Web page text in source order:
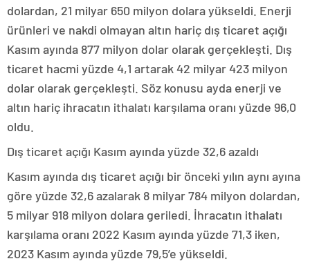
dolardan, 21 milyar 650 milyon dolara yükseldi. Enerji
ürünleri ve nakdi olmayan altın hariç dış ticaret açığı
Kasım ayında 877 milyon dolar olarak gerçekleşti. Dış
ticaret hacmi yüzde 4,1 artarak 42 milyar 423 milyon
dolar olarak gerçekleşti. Söz konusu ayda enerji ve
altın hariç ihracatın ithalatı karşılama oranı yüzde 96,0
oldu.
Dış ticaret açığı Kasım ayında yüzde 32,6 azaldı
Kasım ayında dış ticaret açığı bir önceki yılın aynı ayına
göre yüzde 32,6 azalarak 8 milyar 784 milyon dolardan,
5 milyar 918 milyon dolara geriledi. İhracatın ithalatı
karşılama oranı 2022 Kasım ayında yüzde 71,3 iken,
2023 Kasım ayında yüzde 79,5’e yükseldi.